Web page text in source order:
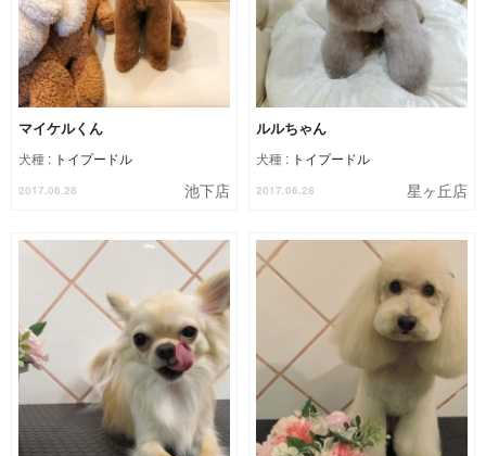
マイケルくん
犬種 : トイプードル
2017.06.28 池下店
ルルちゃん
犬種 : トイプードル
2017.06.28 星ヶ丘店